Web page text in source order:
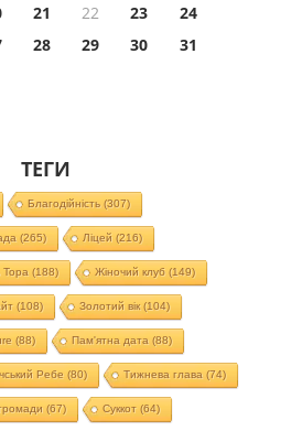
21 22 23
24
28 29 30
31
ТЕГИ
Благодійність (307)
(265) Ліцей (216)
Тора (188) Жіночий клуб (149)
(108) Золотий вік(104)
(88) Пам'ятна дата (88)
Ребе (80) Тижнева глава (74)
(67) Суккот (64)